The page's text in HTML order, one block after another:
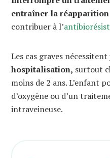
entraîner la
contribuer à l’
Les cas graves nécessitent
hospitalisation, surtout
moins de 2 ans. L’enfant
d’oxygène ou d’un
intraveineuse.